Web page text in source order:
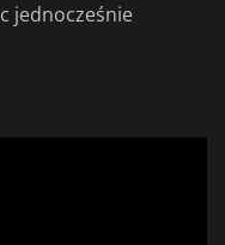
jednocześnie